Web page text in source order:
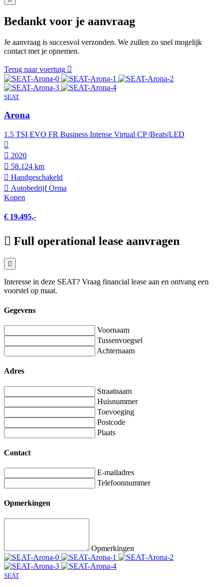
Bedankt voor je aanvraag
Je aanvraag is succesvol verzonden. We zullen zo snel mogelijk
contact met je opnemen.
Terug naar voertuig
SEAT
Arona
1.5 TSI EVO FR Business Intense Virtual CP |Beats|LED
2020
58.124 km
Hand­geschakeld
Autobedrijf Orma
Kopen
€ 19.495,-
Full operational lease aanvragen
Interesse in deze SEAT? Vraag financial lease aan en ontvang een
voorstel op maat.
Gegevens
Voornaam
Tussenvoegsel
Achternaam
Adres
Straatnaam
Huisnummer
Toevoeging
Postcode
Plaats
Contact
E-mailadres
Telefoonnummer
Opmerkingen
Opmerkingen
SEAT